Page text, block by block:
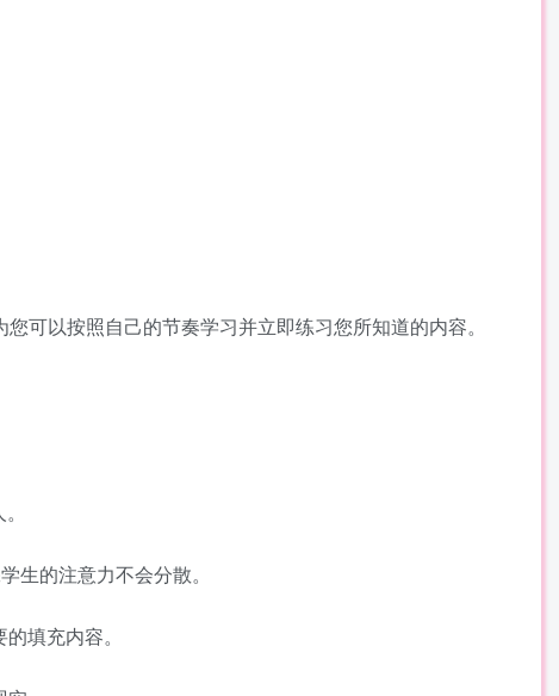
可以按照自己的节奏学习并立即练习您所知道的内容。
生的注意力不会分散。
填充内容。